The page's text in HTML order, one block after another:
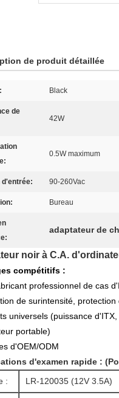
de produit détaillée
Black
de
42W
0.5W maximum
d'entrée: 90-260Vac
Bureau
adaptateur de
noir à C.A.
compétitifs :
professionnel de cas
de surintensité,
universels (puissance
portable)
d'OEM/ODM
d'examen rapide :
:
LR-120035 (12V 3.5A)